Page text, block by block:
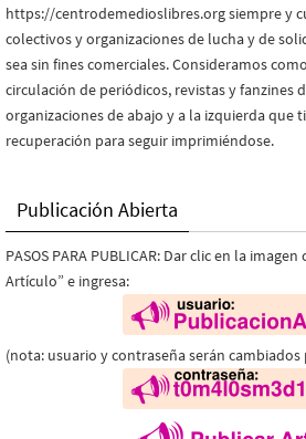
https://centrodemedioslibres.org siempre y
colectivos y organizaciones de lucha y de
sea sin fines comerciales. Consideramos
circulación de periódicos, revistas y fanzines
organizaciones de abajo y a la izquierda que
recuperación para seguir imprimiéndose.
Publicación Abierta
PASOS PARA PUBLICAR: Dar clic en la
Artículo” e ingresa:
(nota: usuario y contraseña serán